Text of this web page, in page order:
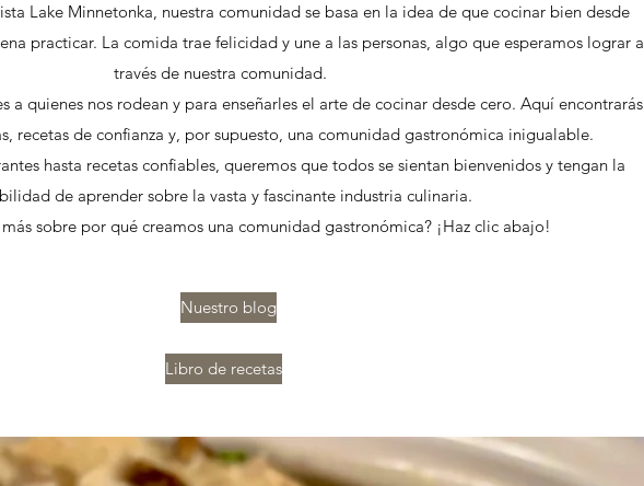
Lake Minnetonka, nuestra comunidad se basa en la idea de que cocinar bien desde
practicar. La comida trae felicidad y une a las personas, algo que esperamos lograr a
través de nuestra comunidad.
a quienes nos rodean y para enseñarles el arte de cocinar desde cero. Aquí encontrarás
recetas de confianza y, por supuesto, una comunidad gastronómica inigualable.
hasta recetas confiables, queremos que todos se sientan bienvenidos y tengan la
de aprender sobre la vasta y fascinante industria culinaria.
sobre por qué creamos una comunidad gastronómica? ¡Haz clic abajo!
Nuestro blog
Libro de recetas